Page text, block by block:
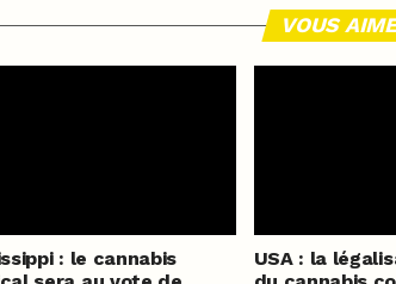
VOUS
: le cannabis
USA : la